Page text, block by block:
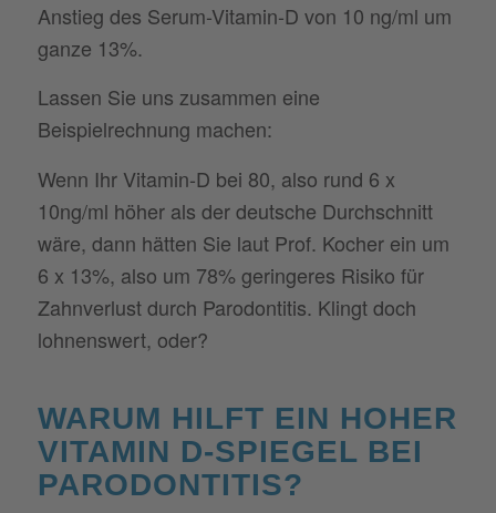
Anstieg des Serum-Vitamin-D von 10 ng/ml um
ganze 13%.
Lassen Sie uns zusammen eine
Beispielrechnung machen:
Wenn Ihr Vitamin-D bei 80, also rund 6 x
10ng/ml höher als der deutsche Durchschnitt
wäre, dann hätten Sie laut Prof. Kocher ein um
6 x 13%, also um 78% geringeres Risiko für
Zahnverlust durch Parodontitis. Klingt doch
lohnenswert, oder?
WARUM HILFT EIN HOHER
VITAMIN D-SPIEGEL BEI
PARODONTITIS?